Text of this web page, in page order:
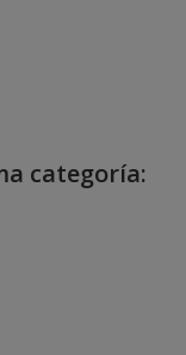
categoría: